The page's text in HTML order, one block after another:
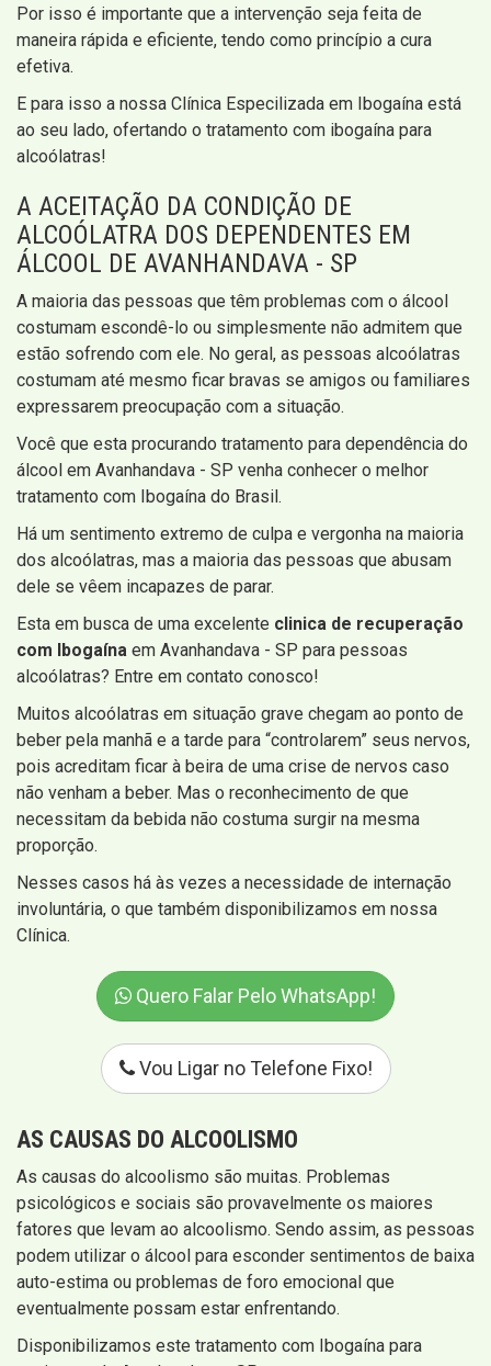
Por isso é importante que a intervenção seja feita de
maneira rápida e eficiente, tendo como princípio a cura
efetiva.
E para isso a nossa Clínica Especilizada em Ibogaína está
ao seu lado, ofertando o tratamento com ibogaína para
alcoólatras!
A ACEITAÇÃO DA CONDIÇÃO DE
ALCOÓLATRA DOS DEPENDENTES EM
ÁLCOOL DE AVANHANDAVA - SP
A maioria das pessoas que têm problemas com o álcool
costumam escondê-lo ou simplesmente não admitem que
estão sofrendo com ele. No geral, as pessoas alcoólatras
costumam até mesmo ficar bravas se amigos ou familiares
expressarem preocupação com a situação.
Você que esta procurando tratamento para dependência do
álcool em Avanhandava - SP venha conhecer o melhor
tratamento com Ibogaína do Brasil.
Há um sentimento extremo de culpa e vergonha na maioria
dos alcoólatras, mas a maioria das pessoas que abusam
dele se vêem incapazes de parar.
Esta em busca de uma excelente clinica de recuperação
com Ibogaína em Avanhandava - SP para pessoas
alcoólatras? Entre em contato conosco!
Muitos alcoólatras em situação grave chegam ao ponto de
beber pela manhã e a tarde para “controlarem” seus nervos,
pois acreditam ficar à beira de uma crise de nervos caso
não venham a beber. Mas o reconhecimento de que
necessitam da bebida não costuma surgir na mesma
proporção.
Nesses casos há às vezes a necessidade de internação
involuntária, o que também disponibilizamos em nossa
Clínica.
Quero Falar Pelo WhatsApp!
Vou Ligar no Telefone Fixo!
AS CAUSAS DO ALCOOLISMO
As causas do alcoolismo são muitas. Problemas
psicológicos e sociais são provavelmente os maiores
fatores que levam ao alcoolismo. Sendo assim, as pessoas
podem utilizar o álcool para esconder sentimentos de baixa
auto-estima ou problemas de foro emocional que
eventualmente possam estar enfrentando.
Disponibilizamos este tratamento com Ibogaína para